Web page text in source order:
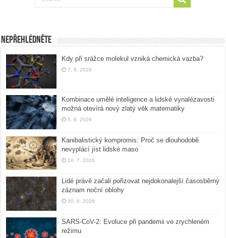
Nepřehlédněte
Kdy při srážce molekul vzniká chemická vazba?
7. 8. 2026
Kombinace umělé inteligence a lidské vynalézavosti
možná otevírá nový zlatý věk matematiky
5. 8. 2026
Kanibalistický kompromis: Proč se dlouhodobě
nevyplácí jíst lidské maso
10. 7. 2026
Lidé právě začali pořizovat nejdokonalejší časosběrný
záznam noční oblohy
30. 6. 2026
SARS-CoV-2: Evoluce při pandemii ve zrychleném
režimu